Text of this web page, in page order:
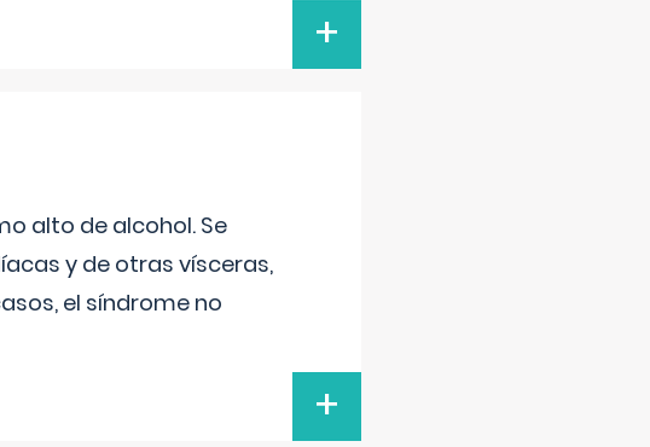
+
alto de alcohol. Se
y de otras vísceras,
el síndrome no
+